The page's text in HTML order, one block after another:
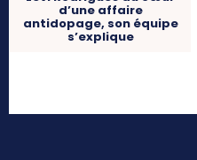
d’une affaire
antidopage, son équipe
s’explique